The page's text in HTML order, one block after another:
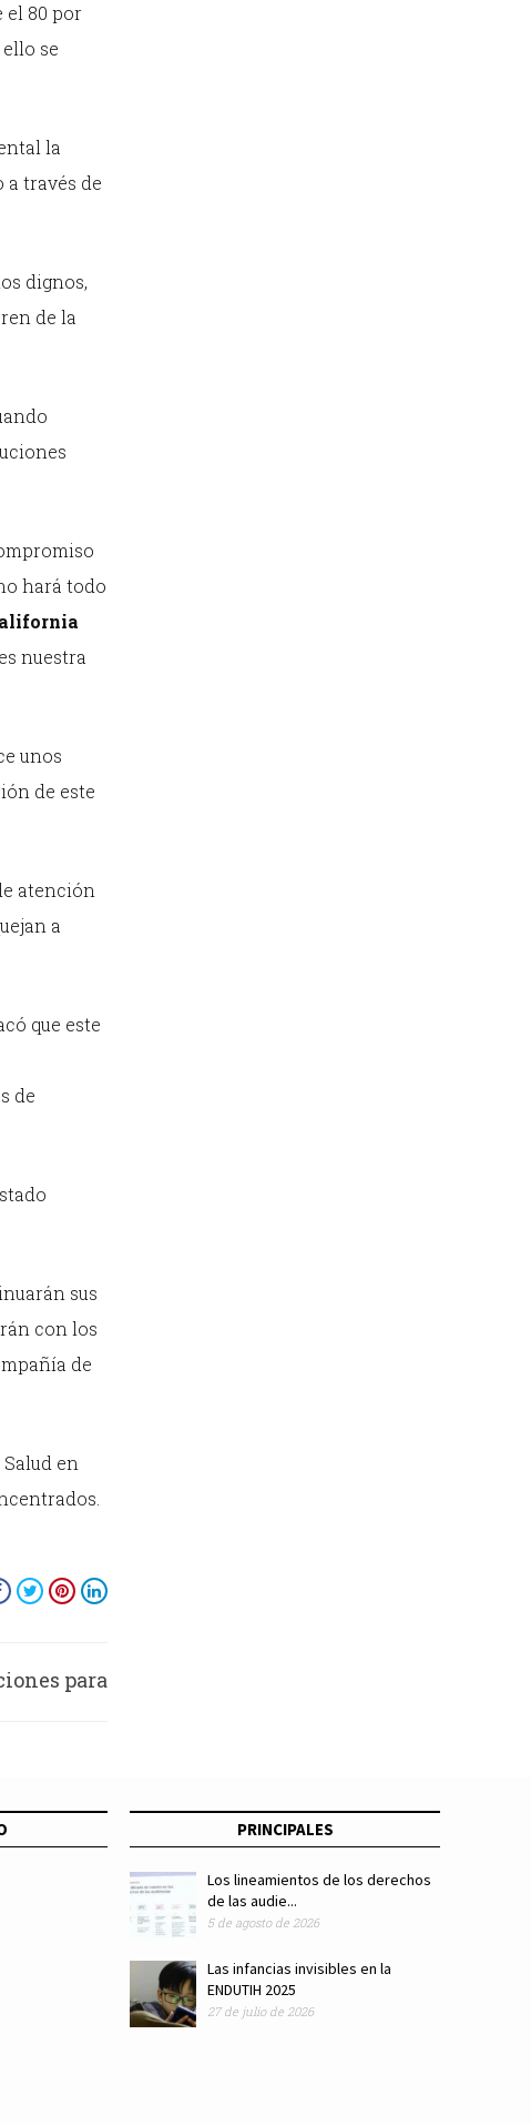
el 80 por
se
la
a través de
dignos,
de la
hará todo
nuestra
unos
de este
atención
a
que este
de
sus
con los
de
en
para
PRINCIPALES
Los lineamientos de los derechos
de las audie...
5 de agosto de 2026
Las infancias invisibles en la
ENDUTIH 2025
27 de julio de 2026